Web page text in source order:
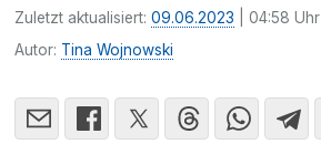
Zuletzt aktualisiert:09.06.2023 | 04:58 Uhr
Autor: Tina Wojnowski